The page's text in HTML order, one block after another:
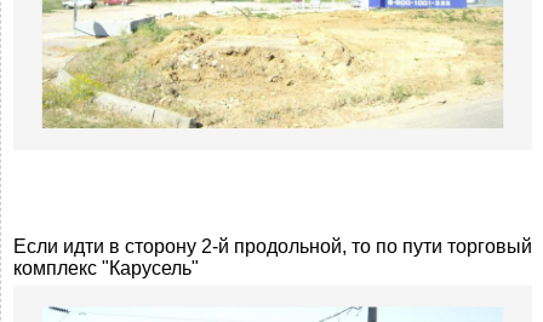
Если идти в сторону 2-й продольной, то по пути торговый
комплекс "Карусель"